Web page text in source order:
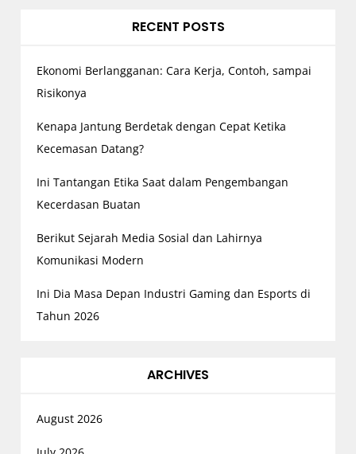
g
a
i
o
n
RECENT POSTS
Ekonomi Berlangganan: Cara Kerja, Contoh, sampai
Risikonya
Kenapa Jantung Berdetak dengan Cepat Ketika
Kecemasan Datang?
Ini Tantangan Etika Saat dalam Pengembangan
Kecerdasan Buatan
Berikut Sejarah Media Sosial dan Lahirnya
Komunikasi Modern
Ini Dia Masa Depan Industri Gaming dan Esports di
Tahun 2026
ARCHIVES
August 2026